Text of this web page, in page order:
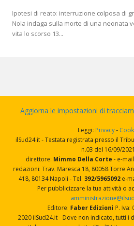
Ipotesi di reato: interruzione colposa di
Nola indaga sulla morte di una neonata
vita lo scorso 13...
Aggiorna le impostazioni di
Leggi: Privacy-
ilSud24.it - Testata registrata presso il
n.03 del 16/09/2021
direttore: Mimmo Della Corte - e-
redazioni: Trav. Maresca 18, 80058 Torre
418, 80134 Napoli - Tel. 392/5965092 e-
Per pubblicizzare la tua attività o
Editore: Faber Edizioni P. Iva:
2020 ilSud24.it - Dove non indicato, tutti i